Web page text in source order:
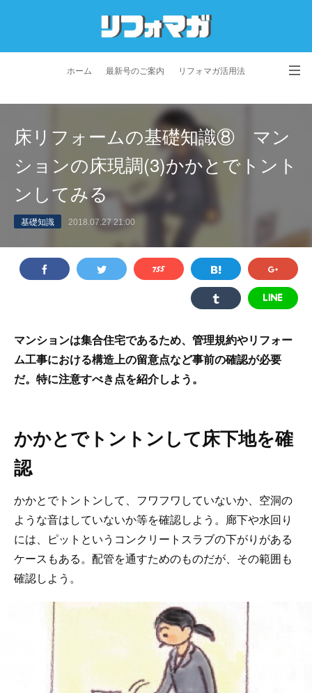
ホーム 最新号のご案内 リフォマガ活用法
よくあるご質問
プライバシーポリシー 利用規約 会社概要
床リフォームの基礎知識⑧ マン
ションの床現調(3)かかとでトント
ンしてみる
基礎知識 2018.07.27 21:00
マンションは集合住宅であるため、管理規約やリフォー
ム工事における構造上の留意点など事前の確認が必要
だ。特に注意すべき点を紹介しよう。
かかとでトントンして床下地を確
認
かかとでトントンして、フワフワしていないか、空洞の
ような音はしていないか等を確認しよう。廊下や水回り
には、ピットというコンクリートスラブの下がりがある
ケースもある。配管を通すためのものだが、その範囲も
確認しよう。